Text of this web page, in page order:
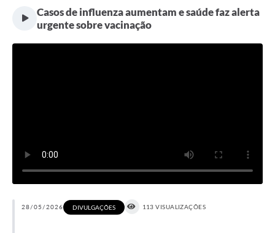
Casos de influenza aumentam e saúde faz alerta
urgente sobre vacinação
28/05/2026 DIVULGAÇÕES 113 VISUALIZAÇÕES